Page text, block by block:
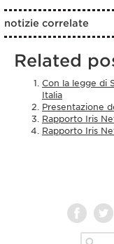
notizie correlate
Related
Con la legge di
Italia
Presentazione
Rapporto Iris
Rapporto Iris